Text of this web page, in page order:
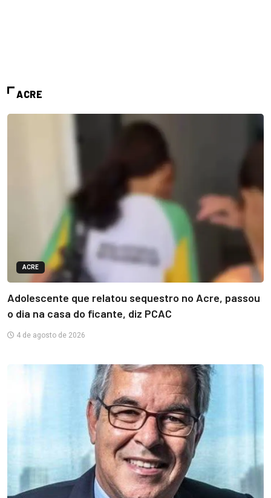
ACRE
ACRE
Adolescente que relatou sequestro no Acre, passou
o dia na casa do ficante, diz PCAC
4 de agosto de 2026